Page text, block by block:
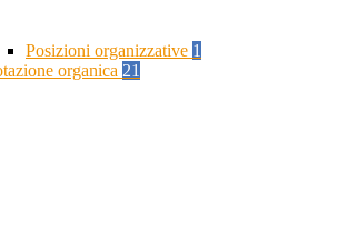
Posizioni organizzative 1
organica 21